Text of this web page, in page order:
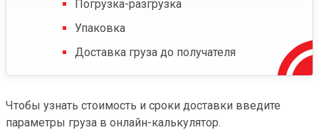
Погрузка-разгрузка
Упаковка
Доставка груза до получателя
Чтобы узнать стоимость и сроки доставки введите
параметры груза в онлайн-калькулятор.